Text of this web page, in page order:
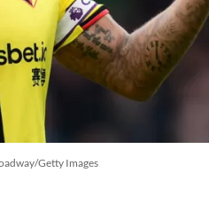
Getty Images